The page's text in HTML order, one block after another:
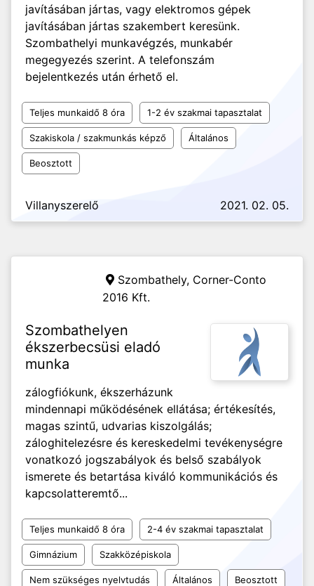
javításában jártas, vagy elektromos gépek
javításában jártas szakembert keresünk.
Szombathelyi munkavégzés, munkabér
megegyezés szerint. A telefonszám
bejelentkezés után érhető el.
Teljes munkaidő 8 óra 1-2 év szakmai tapasztalat
Szakiskola / szakmunkás képző Általános
Beosztott
Villanyszerelő 2021. 02. 05.
Szombathely, Corner-Conto
2016 Kft.
Szombathelyen
ékszerbecsüsi eladó
munka
zálogfiókunk, ékszerházunk
mindennapi működésének ellátása; értékesítés,
magas szintű, udvarias kiszolgálás;
záloghitelezésre és kereskedelmi tevékenységre
vonatkozó jogszabályok és belső szabályok
ismerete és betartása kiváló kommunikációs és
kapcsolatteremtő...
Teljes munkaidő 8 óra 2-4 év szakmai tapasztalat
Gimnázium Szakközépiskola
Nem szükséges nyelvtudás Általános Beosztott